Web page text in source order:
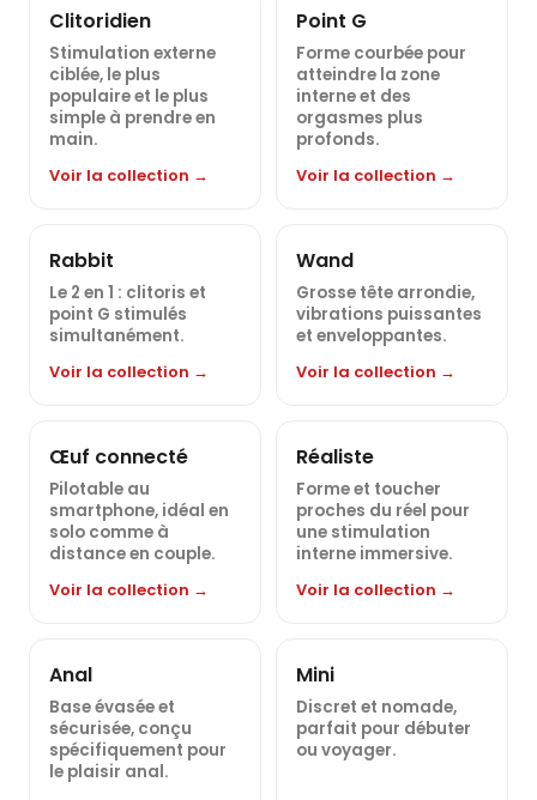
Clitoridien
Stimulation externe
ciblée, le plus
populaire et le plus
simple à prendre en
main.
Voir la collection →
Point G
Forme courbée pour
atteindre la zone
interne et des
orgasmes plus
profonds.
Voir la collection →
Rabbit
Le 2 en 1 : clitoris et
point G stimulés
simultanément.
Voir la collection →
Wand
Grosse tête arrondie,
vibrations puissantes
et enveloppantes.
Voir la collection →
Œuf connecté
Pilotable au
smartphone, idéal en
solo comme à
distance en couple.
Voir la collection →
Réaliste
Forme et toucher
proches du réel pour
une stimulation
interne immersive.
Voir la collection →
Anal
Base évasée et
sécurisée, conçu
spécifiquement pour
le plaisir anal.
Mini
Discret et nomade,
parfait pour débuter
ou voyager.